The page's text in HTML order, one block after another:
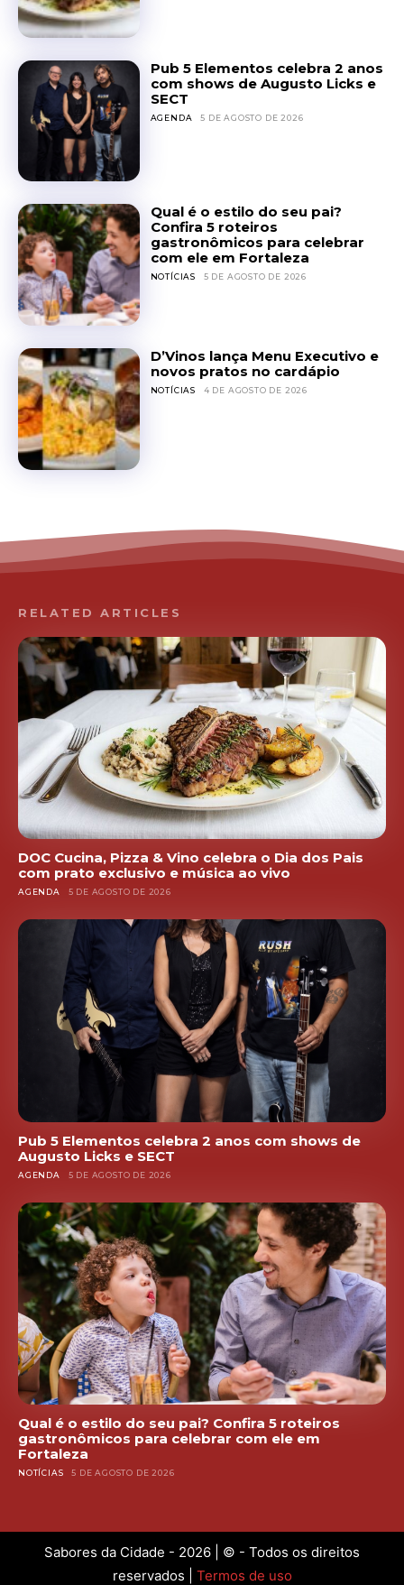
Pub 5 Elementos celebra 2 anos
com shows de Augusto Licks e
SECT
AGENDA 5 DE AGOSTO DE 2026
Qual é o estilo do seu pai?
Confira 5 roteiros
gastronômicos para celebrar
com ele em Fortaleza
NOTÍCIAS 5 DE AGOSTO DE 2026
D’Vinos lança Menu Executivo e
novos pratos no cardápio
NOTÍCIAS 4 DE AGOSTO DE 2026
RELATED ARTICLES
DOC Cucina, Pizza & Vino celebra o Dia dos Pais
com prato exclusivo e música ao vivo
AGENDA 5 DE AGOSTO DE 2026
Pub 5 Elementos celebra 2 anos com shows de
Augusto Licks e SECT
AGENDA 5 DE AGOSTO DE 2026
Qual é o estilo do seu pai? Confira 5 roteiros
gastronômicos para celebrar com ele em
Fortaleza
NOTÍCIAS 5 DE AGOSTO DE 2026
Sabores da Cidade - 2026 | © - Todos os direitos
reservados | Termos de uso